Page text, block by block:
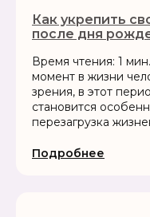
Как укрепить
после дня
Время чтения: 1 мин. День рождения — особый
момент в жизни
зрения, в этот
становится
перезагрузка
Подробнее